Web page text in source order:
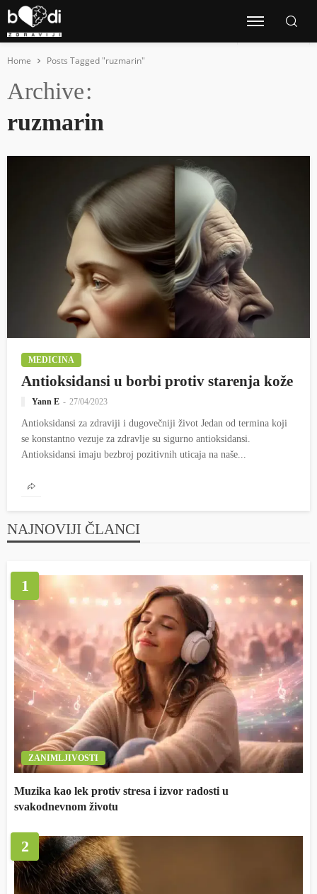
Home Posts Tagged "ruzmarin"
Archive
ruzmarin
MEDICINA
Antioksidansi u borbi protiv starenja kože
Yann E 27/04/2023
Antioksidansi za zdraviji i dugovečniji život Jedan od termina koji
se konstantno vezuje za zdravlje su sigurno antioksidansi.
Antioksidansi imaju bezbroj pozitivnih uticaja na naše...
NAJNOVIJI ČLANCI
1
ZANIMLJIVOSTI
Muzika kao lek protiv stresa i izvor radosti u
svakodnevnom životu
2